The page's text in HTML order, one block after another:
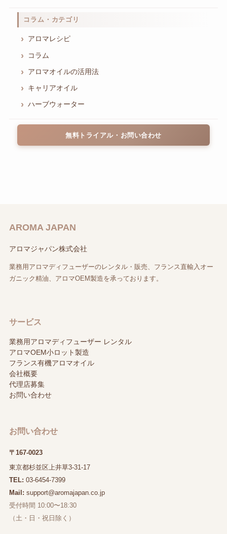
コラム・カテゴリ
アロマレシピ
コラム
アロマオイルの活用法
キャリアオイル
ハーブウォーター
無料トライアル・お問い合わせ
AROMA JAPAN
アロマジャパン株式会社
業務用アロマディフューザーのレンタル・販売、フランス直輸入オー
ガニック精油、アロマOEM製造を承っております。
サービス
業務用アロマディフューザー レンタル
アロマOEM小ロット製造
フランス有機アロマオイル
会社概要
代理店募集
お問い合わせ
お問い合わせ
〒167-0023
東京都杉並区上井草3-31-17
TEL: 03-6454-7399
Mail: support@aromajapan.co.jp
受付時間 10:00〜18:30
（土・日・祝日除く）